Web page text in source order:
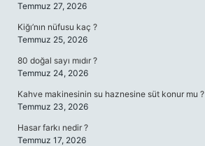
Temmuz 27, 2026
Kiğı’nın nüfusu kaç ?
Temmuz 25, 2026
80 doğal sayı mıdır ?
Temmuz 24, 2026
Kahve makinesinin su haznesine süt konur mu ?
Temmuz 23, 2026
Hasar farkı nedir ?
Temmuz 17, 2026